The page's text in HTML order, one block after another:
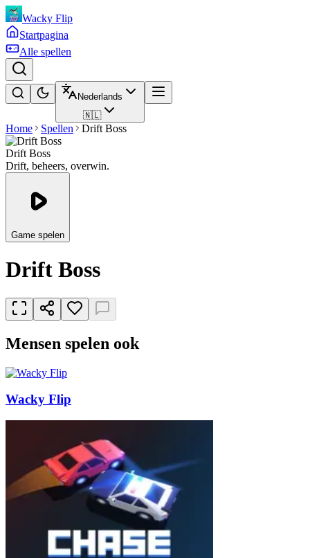
Wacky Flip
Startpagina
Alle spellen
Nederlands
🇳🇱
Home Spellen Drift Boss
Drift Boss
Drift, beheers, overwin.
Game spelen
Drift Boss
Mensen spelen ook
Wacky Flip